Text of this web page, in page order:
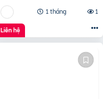
1 tháng
1
Liên hệ